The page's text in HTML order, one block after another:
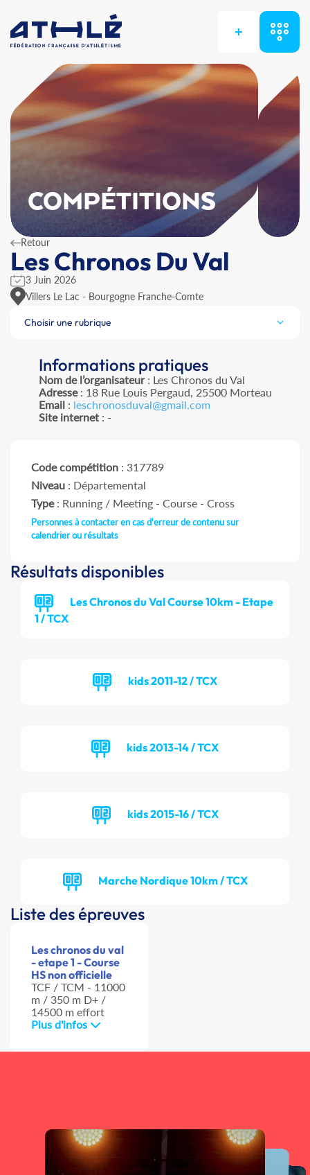
+
COMPÉTITIONS
Retour
Les Chronos Du Val
3 Juin 2026
Villers Le Lac - Bourgogne Franche-Comte
Choisir une rubrique
Informations pratiques
Nom de l’organisateur: Les Chronos du Val
Adresse: 18 Rue Louis Pergaud, 25500 Morteau
Email: leschronosduval@gmail.com
Site internet: -
Code compétition : 317789
Niveau : Départemental
Type: Running / Meeting - Course - Cross
Personnes à contacter en cas d'erreur de contenu sur
calendrier ou résultats
Résultats disponibles
Les Chronos du Val Course 10km - Etape
1 / TCX
kids 2011-12 / TCX
kids 2013-14 / TCX
kids 2015-16 / TCX
Marche Nordique 10km / TCX
Liste des épreuves
Les chronos du val
- etape 1 - Course
HS non officielle
TCF / TCM - 11000
m / 350 m D+ /
14500 m effort
Plus d'infos